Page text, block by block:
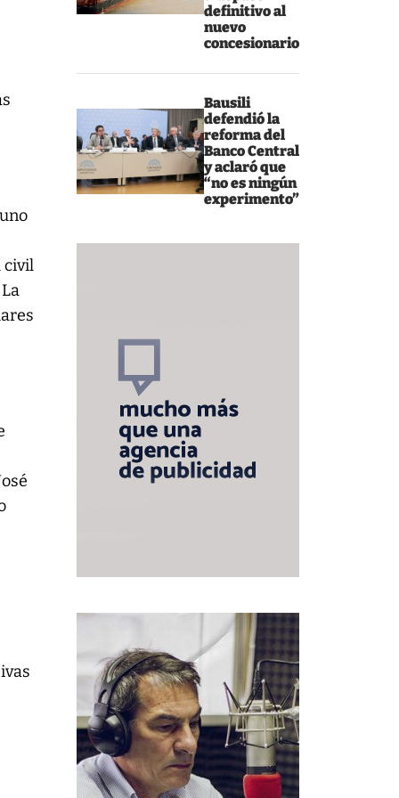
definitivo al
nuevo
concesionario
Bausili
defendió la
reforma del
Banco Central
y aclaró que
“no es ningún
experimento”
civil